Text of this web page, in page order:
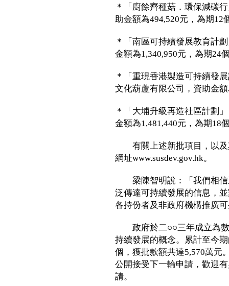
＊「廚餘齊種菇．環保減碳
助金額為494,520元，為期12
＊「南區可持續發展教育計
金額為1,340,950元，為期24
＊「重現香港製造可持續發
文化葫蘆有限公司，資助金
＊「大埔升級再造社區計劃
金額為1,481,440元，為期18
有關上述新批項目，以及
網址www.susdev.gov.hk。
梁陳智明說：「我們相信
泛傳達可持續發展的信息，
各持份者及非政府機構推廣
政府於二○○三年成立為數
持續發展的概念。累計至今
個，獲批款額共達5,570萬元
公開接受下一輪申請，歡迎
請。